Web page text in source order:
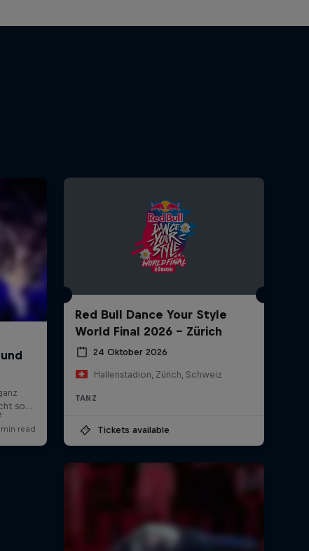
Red Bull Dance Your Style
World Final 2026 - Zürich
24 Oktober 2026
Hallenstadion, Zürich, Schweiz
TANZ
Tickets available